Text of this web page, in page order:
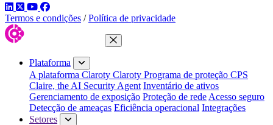
LinkedIn
TwitterYouTube
Facebook
Termos e condições / Política de privacidade
Fechar menu
Plataforma
A plataforma Claroty Claroty Programa de proteção CPS
Claire, the AI Security Agent Inventário de ativos
Gerenciamento de exposição Proteção de rede Acesso seguro
Detecção de ameaças Eficiência operacional Integrações
Setores